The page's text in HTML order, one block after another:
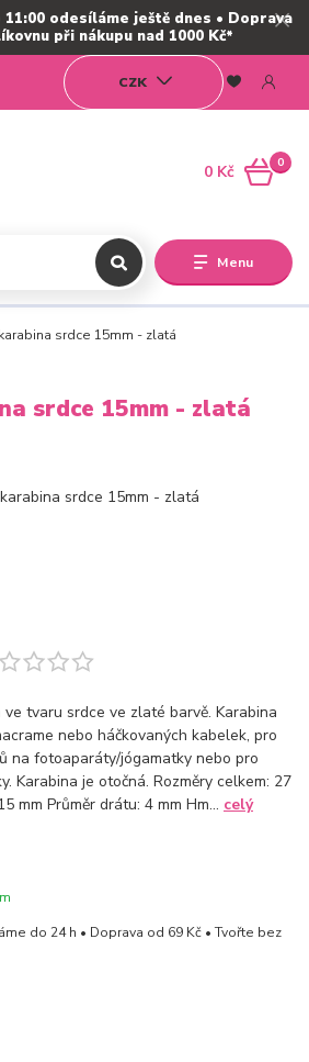
odesíláme ještě dnes • Doprava
při nákupu nad 1000 Kč*
Menu
CZK
0
0 Kč
srdce 15mm - zlatá
srdce 15mm - zlatá
tvaru srdce ve zlaté barvě. Karabina
nebo háčkovaných kabelek, pro
na fotoaparáty/jógamatky nebo pro
Karabina je otočná. Rozměry celkem: 27
mm Průměr drátu: 4 mm Hm... celý
do 24 h • Doprava od 69 Kč • Tvořte bez